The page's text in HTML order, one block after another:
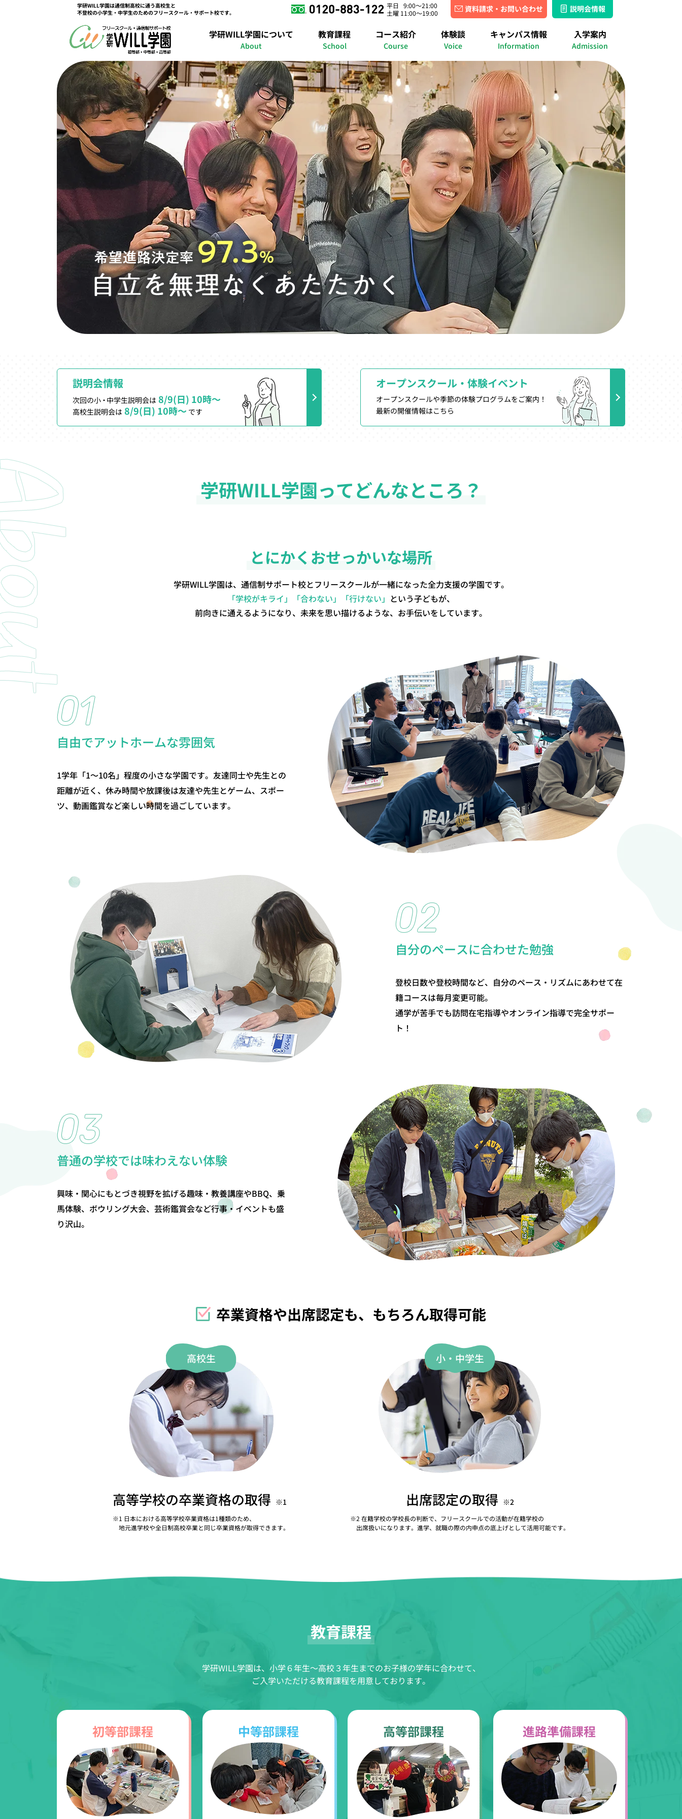
学研WILL学園は通信制高校に通う高校生と
不登校の小学生・中学生のためのフリースクール・サポート校です。
平日 9:00～21:00
土曜 11:00～19:00
資料請求・お問い合わせ 説明会情報
学研WILL学園について
About
学研WILL学園について
学研WILL学園ができるまで 学園関係者の紹介 授業紹介 年間行事イベント 進路実績 合格実績 出席認定実績
教育課程
School
教育課程
初等部課程 中等部課程 高等部課程 進路準備課程 コース紹介
Course
コース紹介
総合コース 選択コース 特選コース 在宅コース 個別コース 自己啓発コース メタバースコース
体験談
Voice
キャンパス情報
Information
キャンパス情報
高田馬場キャンパス 立川キャンパス 錦糸町キャンパス さいたまキャンパス 横浜キャンパス 湘南キャンパス 名古屋キャンパス
京都キャンパス 大阪梅田キャンパス 明石キャンパス 福岡博多キャンパス メタバースキャンパス 入学案内
Admission
説明会情報
次回の小・ 中学生説明会は 8/9(日) 10時～
高校生説明会は 8/9(日) 10時～ です
オープンスクール・体験イベント
オープンスクールや季節の体験プログラムをご案内！
最新の開催情報はこちら
学研WILL学園ってどんなところ？
とにかくおせっかいな場所
学研WILL学園は、通信制サポート校とフリースクールが一緒になった全力支援の学園です。
「学校がキライ」「合わない」「行けない」 という子どもが、
前向きに通えるようになり、未来を思い描けるような、お手伝いをしています。
自由でアットホームな雰囲気
1学年「1～10名」程度の小さな学園です。友達同士や先生との
距離が近く、休み時間や放課後は友達や先生とゲーム、スポー
ツ、動画鑑賞など楽しい時間を過ごしています。
自分のペースに合わせた勉強
登校日数や登校時間など、自分のペース・リズムにあわせて在
籍コースは毎月変更可能。
通学が苦手でも訪問在宅指導やオンライン指導で完全サポー
ト！
普通の学校では味わえない体験
興味・関心にもとづき視野を拡げる趣味・教養講座やBBQ、乗
馬体験、ボウリング大会、芸術鑑賞会など行事・イベントも盛
り沢山。
卒業資格や出席認定も、 もちろん取得可能
高校生
高等学校の卒業資格の取得 ※1
※1 日本における高等学校卒業資格は1種類のため、
地元進学校や全日制高校卒業と同じ卒業資格が取得できます。
小・中学生
出席認定の取得 ※2
※2 在籍学校の学校長の判断で、フリースクールでの活動が在籍学校の
出席扱いになります。進学、就職の際の内申点の底上げとして活用可能です。
教育課程
学研WILL学園は、小学６年生～高校３年生までのお子様の学年に合わせて、
ご入学いただける教育課程を用意しております。
初等部課程 中等部課程 高等部課程 進路準備課程